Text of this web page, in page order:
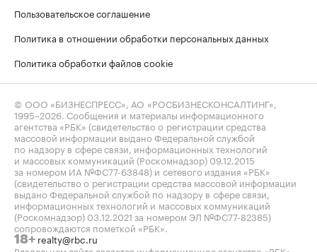
Пользовательское соглашение
Политика в отношении обработки персональных данных
Политика обработки файлов cookie
© ООО «БИЗНЕСПРЕСС», АО «РОСБИЗНЕСКОНСАЛТИНГ»,
1995–2026. Сообщения и материалы информационного
агентства «РБК» (свидетельство о регистрации средства
массовой информации выдано Федеральной службой
по надзору в сфере связи, информационных технологий
и массовых коммуникаций (Роскомнадзор) 09.12.2015
за номером ИА №ФС77-63848) и сетевого издания «РБК»
(свидетельство о регистрации средства массовой информации
выдано Федеральной службой по надзору в сфере связи,
информационных технологий и массовых коммуникаций
(Роскомнадзор) 03.12.2021 за номером ЭЛ №ФС77-82385)
сопровождаются пометкой «РБК».
18+ realty@rbc.ru